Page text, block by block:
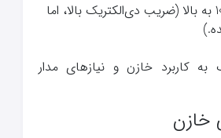
1000 به بالا (ضریب دی‌الکتریک بالا، اما
به کاربرد خازن و نیازهای مدار